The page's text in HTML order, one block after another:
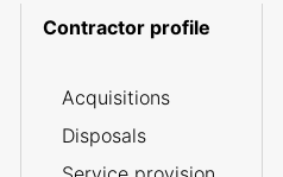
Contractor profile
Acquisitions
Disposals